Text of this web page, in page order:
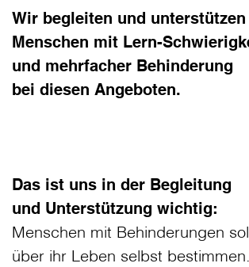
Wir begleiten und unterstützen
Menschen mit Lern-
und mehrfacher Behinderung
bei diesen Angeboten.
Das ist uns in der Begleitung
und Unterstützung wichtig:
Menschen mit Behinderungen
über ihr Leben selbst bestimmen.